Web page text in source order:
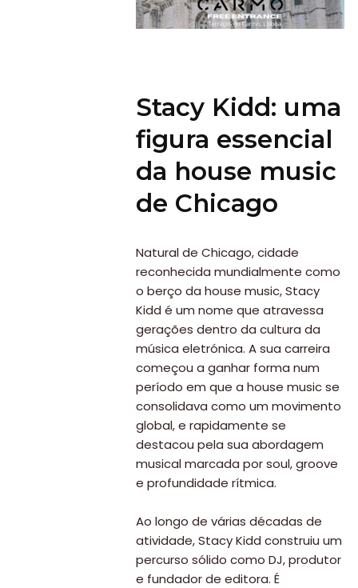
Stacy Kidd: uma
figura essencial
da house music
de Chicago
Natural de Chicago, cidade
reconhecida mundialmente como
o berço da house music, Stacy
Kidd é um nome que atravessa
gerações dentro da cultura da
música eletrónica. A sua carreira
começou a ganhar forma num
período em que a house music se
consolidava como um movimento
global, e rapidamente se
destacou pela sua abordagem
musical marcada por soul, groove
e profundidade rítmica.
Ao longo de várias décadas de
atividade, Stacy Kidd construiu um
percurso sólido como DJ, produtor
e fundador de editora. É